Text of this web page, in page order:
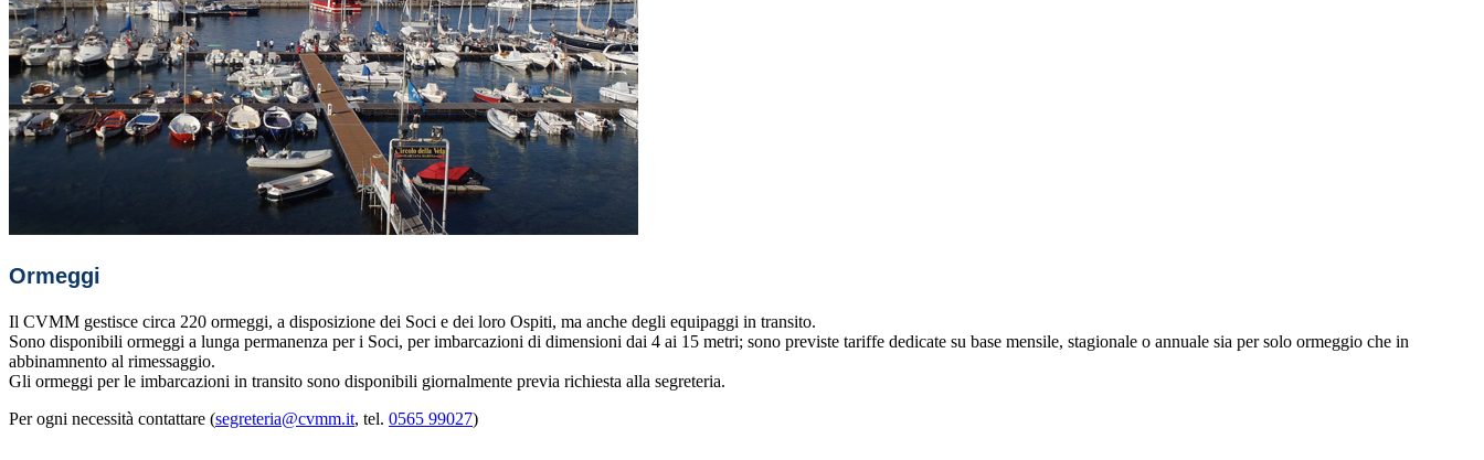
Ormeggi
Il CVMM gestisce circa 220 ormeggi, a disposizione dei Soci e dei loro Ospiti, ma anche degli equipaggi in transito.
Sono disponibili ormeggi a lunga permanenza per i Soci, per imbarcazioni di dimensioni dai 4 ai 15 metri; sono previste tariffe dedicate su base mensile, stagionale o annuale sia per solo ormeggio che in
abbinamnento al rimessaggio.
Gli ormeggi per le imbarcazioni in transito sono disponibili giornalmente previa richiesta alla segreteria.
Per ogni necessità contattare (segreteria@cvmm.it, tel. 0565 99027)